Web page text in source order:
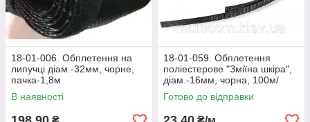
18-01-006. Обплетення на
липучці діам.-32мм, чорне,
пачка-1,8м
В наявності
18-01-059. Обплетення
поліестерове "Зміїна шкіра",
діам.-16мм, чорна, 100м/
бухта
Готово до відправки